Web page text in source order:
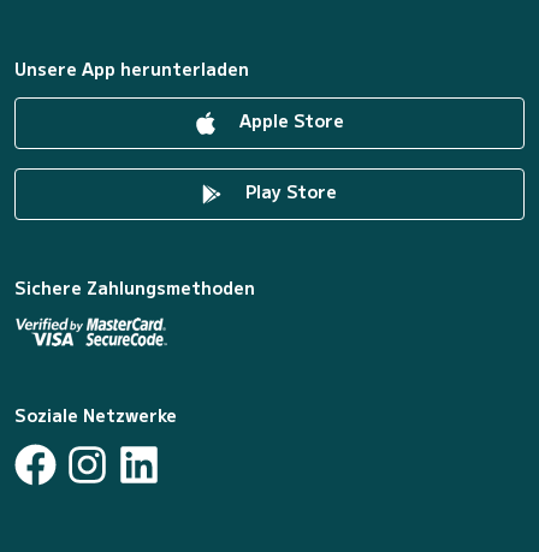
Unsere App herunterladen
Apple Store
Play Store
Sichere Zahlungsmethoden
Soziale Netzwerke